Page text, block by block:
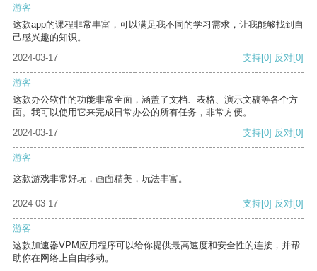
游客
这款app的课程非常丰富，可以满足我不同的学习需求，让我能够找到自
己感兴趣的知识。
2024-03-17
支持[0] 反对[0]
游客
这款办公软件的功能非常全面，涵盖了文档、表格、演示文稿等各个方
面。我可以使用它来完成日常办公的所有任务，非常方便。
2024-03-17
支持[0] 反对[0]
游客
这款游戏非常好玩，画面精美，玩法丰富。
2024-03-17 支持[0] 反对[0]
游客
这款加速器VPM应用程序可以给你提供最高速度和安全性的连接，并帮
助你在网络上自由移动。